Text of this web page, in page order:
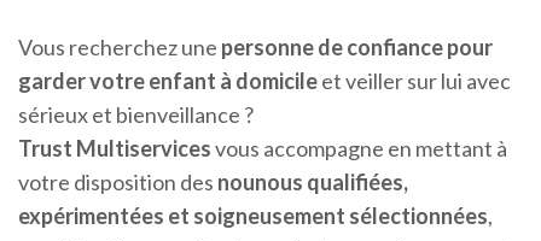
Vous recherchez une personne de confiance pour
garder votre enfant à domicileet veiller sur lui avec
sérieux et bienveillance ?
Trust Multiservicesvous accompagne en mettant à
votre disposition des nounous qualifiées,
expérimentées et soigneusement sélectionnées,